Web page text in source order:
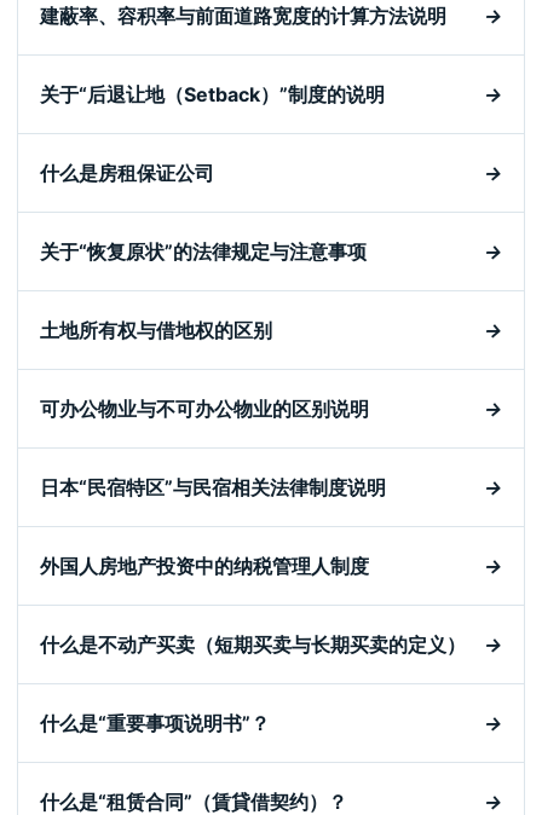
建蔽率、容积率与前面道路宽度的计算方法说明 →
关于“后退让地（Setback）”制度的说明 →
什么是房租保证公司 →
关于“恢复原状”的法律规定与注意事项 →
土地所有权与借地权的区别 →
可办公物业与不可办公物业的区别说明 →
日本“民宿特区”与民宿相关法律制度说明 →
外国人房地产投资中的纳税管理人制度 →
什么是不动产买卖（短期买卖与长期买卖的定义） →
什么是“重要事项说明书”？ →
什么是“租赁合同”（賃貸借契约）？ →